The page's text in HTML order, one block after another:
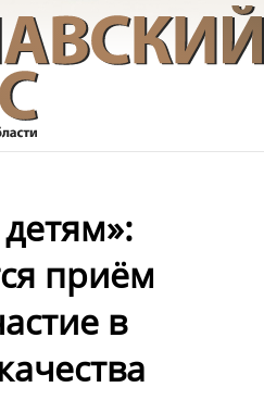
приём
в